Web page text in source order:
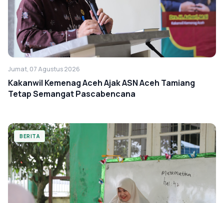
Jumat, 07 Agustus 2026
Kakanwil Kemenag Aceh Ajak ASN Aceh Tamiang
Tetap Semangat Pascabencana
BERITA